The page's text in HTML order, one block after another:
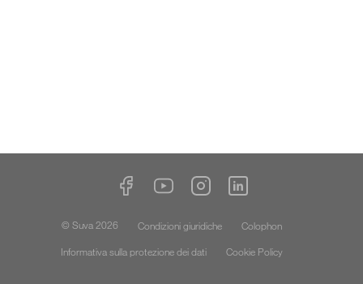
© Suva 2026 Condizioni giuridiche
Colophon
Informativa sulla protezione dei dati
Cookie Policy